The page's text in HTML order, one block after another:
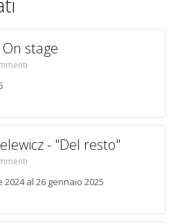
stage
- "Del resto"
2024 al 26 gennaio 2025